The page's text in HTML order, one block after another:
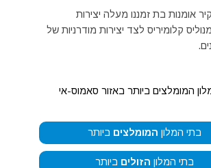
אומנות בת זמננו מעלה יצירות
קלומיריס לצד יצירות מודרניות של
המומלצים ביותר באזור סאמוס-אי
בתי המלון המומלצים ביותר
בתי המלון הזולים ביותר